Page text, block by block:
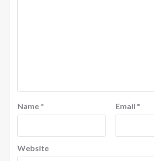
Name * Email *
Website